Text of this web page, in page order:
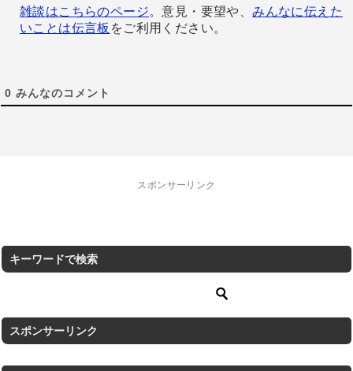
雑談はこちらのページ。意見・要望や、みんなに伝えた
いことは伝言板 をご利用ください。
0 みんなのコメント
スポンサーリンク
キーワードで検索
スポンサーリンク